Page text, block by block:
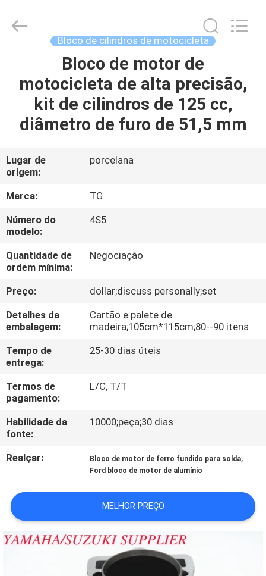
PRODUTOS
NÓS
EXCURSÃO
DA
FÁBRICA
CONTROLE
DA
QUALIDADE
CONTACTE-
NOS
PEÇA
CITAÇÕES
MAPA
DO
Block.,Ltd.
Bloco de cilindros de motocicleta
Bloco de motor de
motocicleta de alta precisão,
kit de cilindros de 125 cc,
diâmetro de furo de 51,5 mm
Lugar de
origem:
porcelana
Marca:
TG
Número do
modelo:
4S5
Quantidade de
ordem mínima:
Negociação
Preço:
dollar;discuss personally;set
Detalhes da
embalagem:
Cartão e palete de
madeira;105cm*115cm;80--90 itens
Tempo de
entrega:
25-30 dias úteis
Termos de
pagamento:
L/C, T/T
Habilidade da
fonte:
10000;peça;30 dias
Realçar: Bloco de motor de ferro fundido para solda,
Ford bloco de motor de alumínio
MELHOR PREÇO